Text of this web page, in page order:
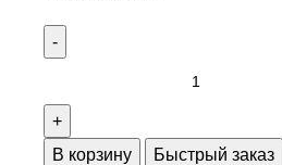
В корзину Быстрый заказ